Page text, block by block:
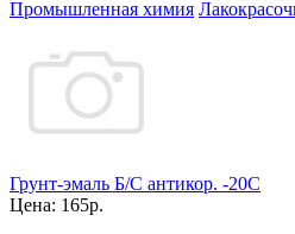
Промышленная химия
Грунт-эмаль Б/С антикор. -20С
Цена: 165р.